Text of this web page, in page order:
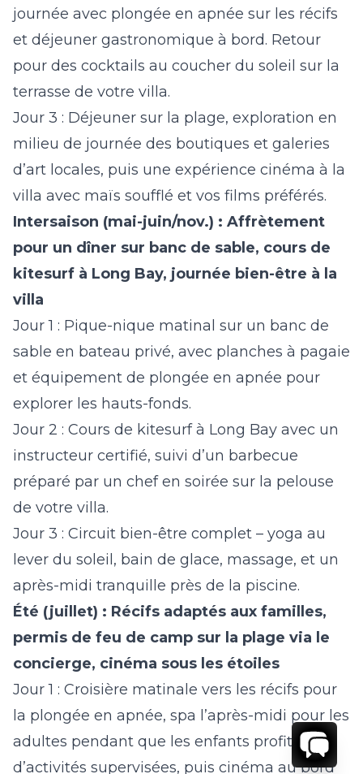
journée avec plongée en apnée sur les récifs
et déjeuner gastronomique à bord. Retour
pour des cocktails au coucher du soleil sur la
terrasse de votre villa.
Jour 3 : Déjeuner sur la plage, exploration en
milieu de journée des boutiques et galeries
d’art locales, puis une expérience cinéma à la
villa avec maïs soufflé et vos films préférés.
Intersaison (mai-juin/nov.) : Affrètement
pour un dîner sur banc de sable, cours de
kitesurf à Long Bay, journée bien-être à la
villa
Jour 1 : Pique-nique matinal sur un banc de
sable en bateau privé, avec planches à pagaie
et équipement de plongée en apnée pour
explorer les hauts-fonds.
Jour 2 : Cours de kitesurf à Long Bay avec un
instructeur certifié, suivi d’un barbecue
préparé par un chef en soirée sur la pelouse
de votre villa.
Jour 3 : Circuit bien-être complet – yoga au
lever du soleil, bain de glace, massage, et un
après-midi tranquille près de la piscine.
Été (juillet) : Récifs adaptés aux familles,
permis de feu de camp sur la plage via le
concierge, cinéma sous les étoiles
Jour 1 : Croisière matinale vers les récifs pour
la plongée en apnée, spa l’après-midi pour les
adultes pendant que les enfants profitent
d’activités supervisées, puis cinéma au bord